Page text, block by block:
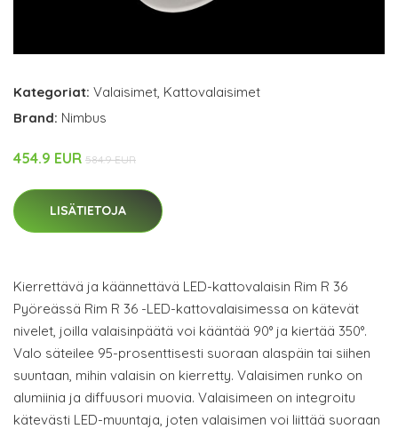
Kategoriat: Valaisimet, Kattovalaisimet
Brand: Nimbus
454.9 EUR 584.9 EUR
LISÄTIETOJA
Kierrettävä ja käännettävä LED-kattovalaisin Rim R 36
Pyöreässä Rim R 36 -LED-kattovalaisimessa on kätevät
nivelet, joilla valaisinpäätä voi kääntää 90° ja kiertää 350°.
Valo säteilee 95-prosenttisesti suoraan alaspäin tai siihen
suuntaan, mihin valaisin on kierretty. Valaisimen runko on
alumiinia ja diffuusori muovia. Valaisimeen on integroitu
kätevästi LED-muuntaja, joten valaisimen voi liittää suoraan